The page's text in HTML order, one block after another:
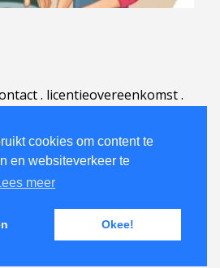
cookies om content te
en websiteverkeer te
meer
Okee!
. licentieovereenkomst.
Español | Português
|
of Rgbstock
Rgbstock